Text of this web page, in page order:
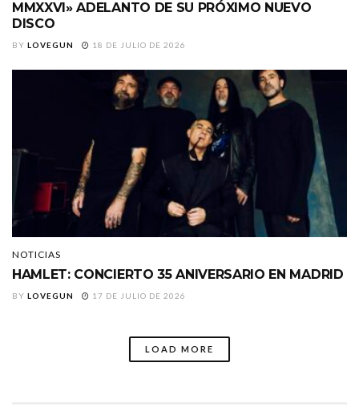
MMXXVI» ADELANTO DE SU PRÓXIMO NUEVO
DISCO
BY LOVEGUN 18 DE JULIO DE 2026
NOTICIAS
HAMLET: CONCIERTO 35 ANIVERSARIO EN MADRID
BY LOVEGUN 17 DE JULIO DE 2026
LOAD MORE